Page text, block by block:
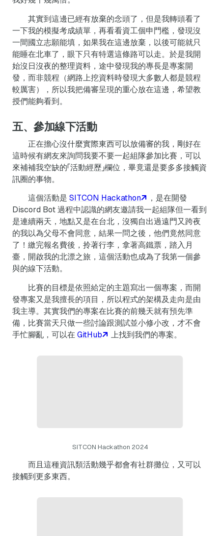
其實到這邊已經有放棄的念頭了，但是我轉頭看了
一下我的模擬考成績單，再看看資工個申門檻，發現沒
一間國立志願能填，如果我在這邊放棄，以後可能就只
能睡在北車了，眼下只有特選這條路可以走。於是我開
始沒日沒夜的整理資料，途中發現我的專長是專案開
發，而非競程（網路上挖資料時發現大多數人都是競程
較厲害），所以我把備審呈現的重心放在這邊，希望教
授們能夠看到。
五、參加線下活動
正在擔心沒什麼實際東西可以放備審的我，剛好在
這時候有網友來詢問我要不要一起組隊參加比賽，可以
來補補我空缺的「活動經歷」欄位，畢竟還是要多多接觸資
訊圈的事物。
這個活動是SITCON Hackathon
，是在開發
Discord Bot 過程中認識的網友邀請我一起組隊但一看到
是連續兩天，地點又是在台北，沒獨自出過遠門又跨夜
的我以為父母不會同意，結果一問之後，他們竟然同意
了！繳完報名費後，拎著行李，拿著高鐵票，踏入月
臺，開啟我的北漂之旅，這個活動也成為了我第一個參
與的線下活動。
比賽的目標是依照給定的主題寫出一個專案，而開
發專案又是我擅長的項目，所以程式的架構及走向是由
我主導。其實我們的專案在比賽的前幾天就有預先準
備，比賽當天只做一些討論跟測試並小修小改，才不會
手忙腳亂，可以在GitHub 上找到我們的專案。
SITCON Hackathon 2024
而且這種資訊類活動幾乎都會有社群攤位，又可以
接觸到更多東西。